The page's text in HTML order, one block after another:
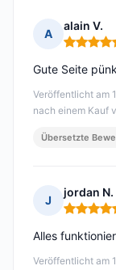
A
alain V.
Hinweis:
Veröffentlicht am
nach einem Kauf
Gute Seite
Übersetzte
J
jordan N.
Hinweis:
Veröffentlicht am
Alles